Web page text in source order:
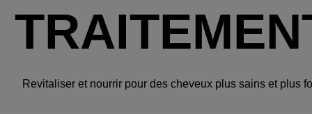
Revitaliser et nourrir pour des cheveux plus sains et plus